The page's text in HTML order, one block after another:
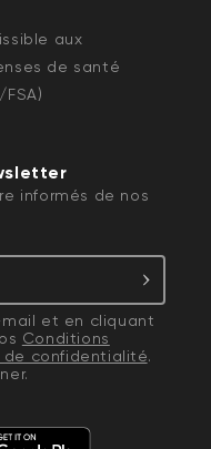
aux
de santé
FSA)
informés de nos
et en cliquant
Conditions
de confidentialité.